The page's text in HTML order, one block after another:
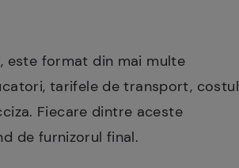
este format din mai multe
tarifele de transport, costul
Fiecare dintre aceste
de furnizorul final.